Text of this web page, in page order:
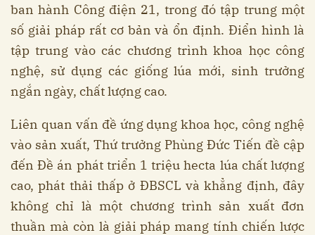
ban hành Công điện 21, trong đó tập trung một
số giải pháp rất cơ bản và ổn định. Điển hình là
tập trung vào các chương trình khoa học công
nghệ, sử dụng các giống lúa mới, sinh trưởng
ngắn ngày, chất lượng cao.
Liên quan vấn đề ứng dụng khoa học, công nghệ
vào sản xuất, Thứ trưởng Phùng Đức Tiến đề cập
đến Đề án phát triển 1 triệu hecta lúa chất lượng
cao, phát thải thấp ở ĐBSCL và khẳng định, đây
không chỉ là một chương trình sản xuất đơn
thuần mà còn là giải pháp mang tính chiến lược